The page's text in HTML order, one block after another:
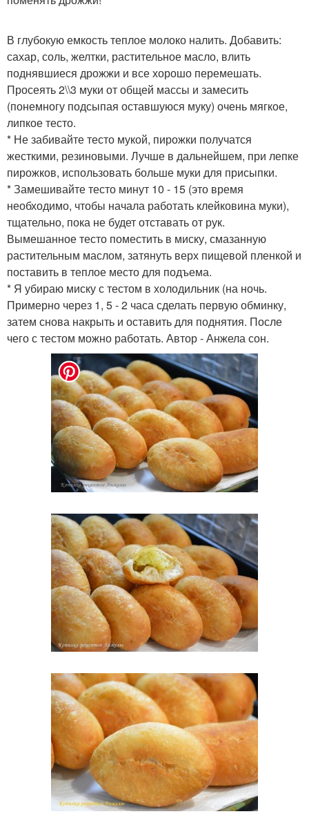
В глубокую емкость теплое молоко налить. Добавить:
сахар, соль, желтки, растительное масло, влить
поднявшиеся дрожжи и все хорошо перемешать.
Просеять 2\\3 муки от общей массы и замесить
(понемногу подсыпая оставшуюся муку) очень мягкое,
липкое тесто.
* Не забивайте тесто мукой, пирожки получатся
жесткими, резиновыми. Лучше в дальнейшем, при лепке
пирожков, использовать больше муки для присыпки.
* Замешивайте тесто минут 10 - 15 (это время
необходимо, чтобы начала работать клейковина муки),
тщательно, пока не будет отставать от рук.
Вымешанное тесто поместить в миску, смазанную
растительным маслом, затянуть верх пищевой пленкой и
поставить в теплое место для подъема.
* Я убираю миску с тестом в холодильник (на ночь.
Примерно через 1, 5 - 2 часа сделать первую обминку,
затем снова накрыть и оставить для поднятия. После
чего с тестом можно работать. Автор - Анжела сон.